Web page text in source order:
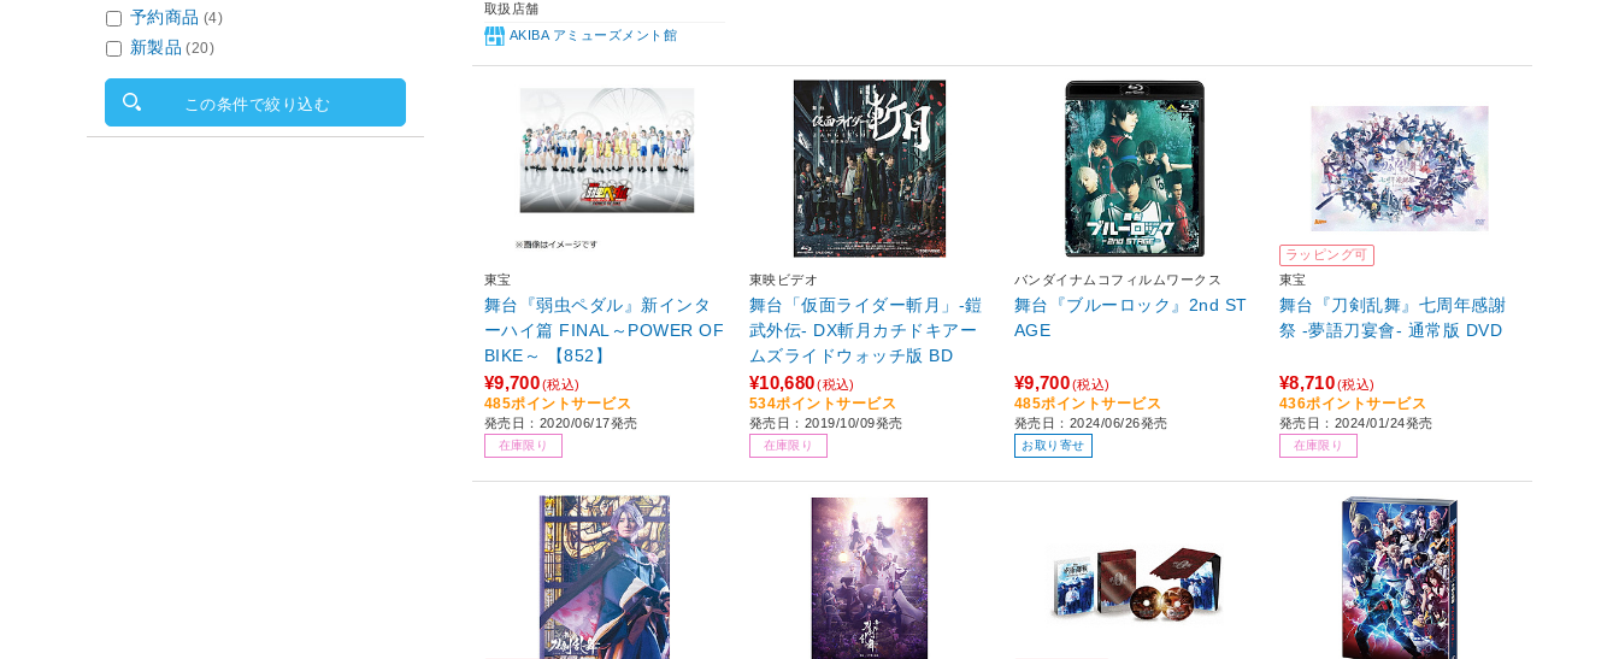
取扱店舗
AKIBA アミューズメント館
東宝
舞台『弱虫ペダル』新インタ
ーハイ篇 FINAL～POWER OF
BIKE～ 【852】
¥9,700(税込)
485ポイントサービス
発売日：2020/06/17発売
在庫限り
東映ビデオ
舞台「仮面ライダー斬月」-鎧
武外伝- DX斬月カチドキアー
ムズライドウォッチ版 BD
¥10,680(税込)
534ポイントサービス
発売日：2019/10/09発売
在庫限り
バンダイナムコフィルムワークス
舞台『ブルーロック』2nd ST
AGE
¥9,700(税込)
485ポイントサービス
発売日：2024/06/26発売
お取り寄せ
ラッピング可
東宝
舞台『刀剣乱舞』七周年感謝
祭 -夢語刀宴會- 通常版 DVD
¥8,710(税込)
436ポイントサービス
発売日：2024/01/24発売
在庫限り
予約商品 (4)
新製品 (20)
この条件で絞り込む